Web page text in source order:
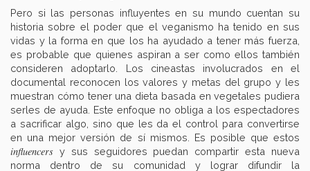
Pero si las personas influyentes en su mundo cuentan su
historia sobre el poder que el veganismo ha tenido en sus
vidas y la forma en que los ha ayudado a tener más fuerza,
es probable que quienes aspiran a ser como ellos también
consideren adoptarlo. Los cineastas involucrados en el
documental reconocen los valores y metas del grupo y les
muestran cómo tener una dieta basada en vegetales pudiera
serles de ayuda. Este enfoque no obliga a los espectadores
a sacrificar algo, sino que les da el control para convertirse
en una mejor versión de sí mismos. Es posible que estos
influencers y sus seguidores puedan compartir esta nueva
norma dentro de su comunidad y lograr difundir la